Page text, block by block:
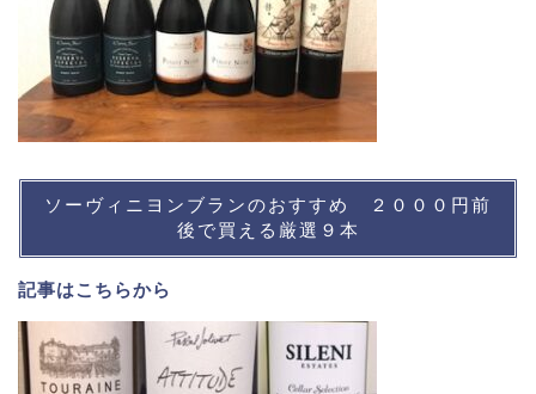
ソーヴィニヨンブランのおすすめ ２０００円前
後で買える厳選９本
記事はこちらから